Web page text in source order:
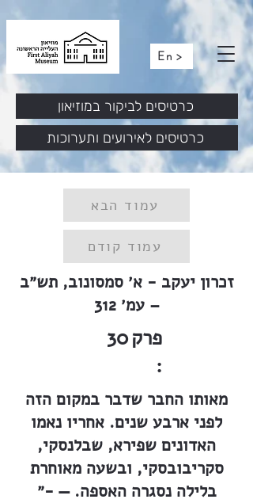
En >
כרטיסים לאירועים ותערוכות
כרטיסים לביקור במוזיאון
עמוד הבא
עמוד קודם
זכרון יעקב - א׳ סמסונוב, תש״ב
– עמ׳ 312
30פרק
:
מאותו החבר שדבר במקום הזה
לפני ארבע שנים. אחריו נאמו
האדונים שפירא, שבלנסקי,
סקריבובסקי, ובשעה מאוחרת
בלילה נסגרה האספה. — -״